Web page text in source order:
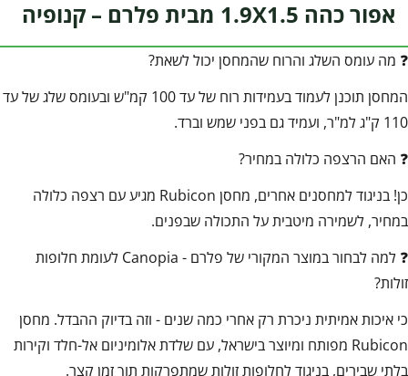
אפור כהה 1.9X1.5 מבית פלרם – קנופיה
❓ מה עומס השלג והרוח שהמחסן יכול לשאת?
המחסן תוכנן לעמוד בעמידות רוח של עד 100 קמ"ש ובעומס שלג של עד
110 ק"ג למ"ר, ועמיד גם בפני שמש וברד.
❓ האם הרצפה כלולה במחיר?
כן! בניגוד למחסנים אחרים, מחסן Rubicon מגיע עם רצפה כלולה
במחיר, לשמירה מיטבית על התכולה שבפנים.
❓ למה לבחור במוצר המקורי של פלרם - Canopia לעומת חלופות
זולות?
כי איכות אמיתית ניכרת רק אחרי כמה שנים - וזה בדיוק ההבדל. מחסן
Rubicon מפותח ומיוצר בישראל, עם שלדת אלומיניום אל-חלד וקירות
בלתי שבירים, בניגוד לחלופות זולות שמתפרקות תוך זמן קצר.